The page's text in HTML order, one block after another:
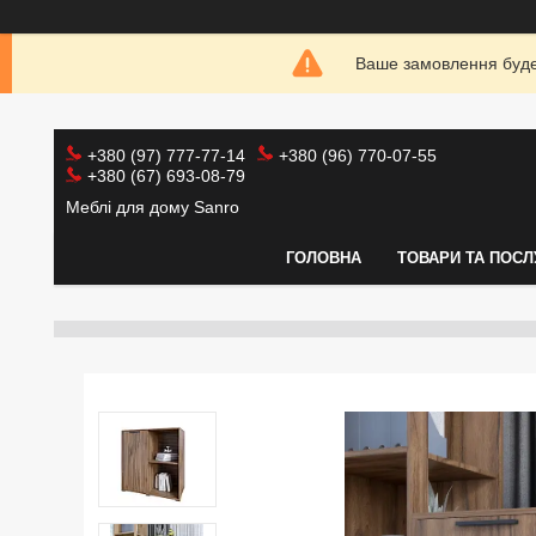
Ваше замовлення
+380 (97) 777-77-14
+380 (96) 770-07-55
+380 (67) 693-08-79
Меблі для дому Sanro
ГОЛОВНА ТОВАРИ ТА